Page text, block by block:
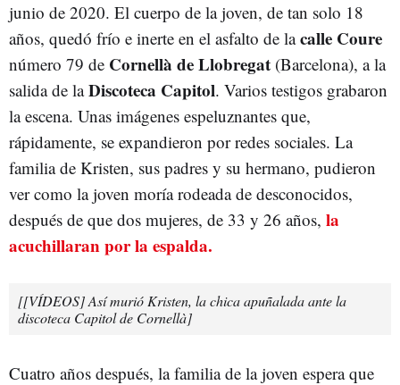
junio de 2020. El cuerpo de la joven, de tan solo 18
años, quedó frío e inerte en el asfalto de lacalle Coure
número 79 de Cornellà de Llobregat (Barcelona), a la
salida de laDiscoteca Capitol. Varios testigos grabaron
la escena. Unas imágenes espeluznantes que,
rápidamente, se expandieron por redes sociales. La
familia de Kristen, sus padres y su hermano, pudieron
ver como la joven moría rodeada de desconocidos,
después de que dos mujeres, de 33 y 26 años, la
acuchillaran por la espalda.
[[VÍDEOS] Así murió Kristen, la chica apuñalada ante la
discoteca Capitol de Cornellà]
Cuatro años después, la familia de la joven espera que